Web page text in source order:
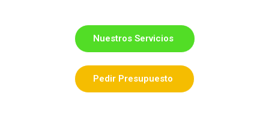
Nuestros Servicios
Pedir Presupuesto